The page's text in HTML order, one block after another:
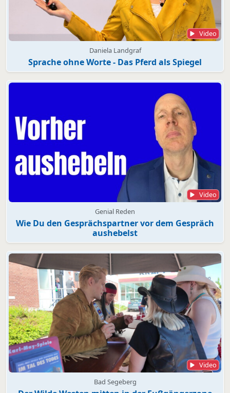
Video
Daniela Landgraf
Sprache ohne Worte - Das Pferd als Spiegel
Video
Genial Reden
Wie Du den Gesprächspartner vor dem Gespräch
aushebelst
Video
Bad Segeberg